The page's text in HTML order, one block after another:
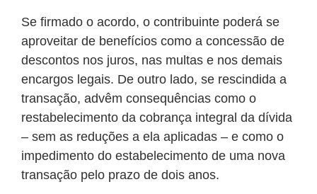
Se firmado o acordo, o contribuinte poderá se
aproveitar de benefícios como a concessão de
descontos nos juros, nas multas e nos demais
encargos legais. De outro lado, se rescindida a
transação, advêm consequências como o
restabelecimento da cobrança integral da dívida
– sem as reduções a ela aplicadas – e como o
impedimento do estabelecimento de uma nova
transação pelo prazo de dois anos.